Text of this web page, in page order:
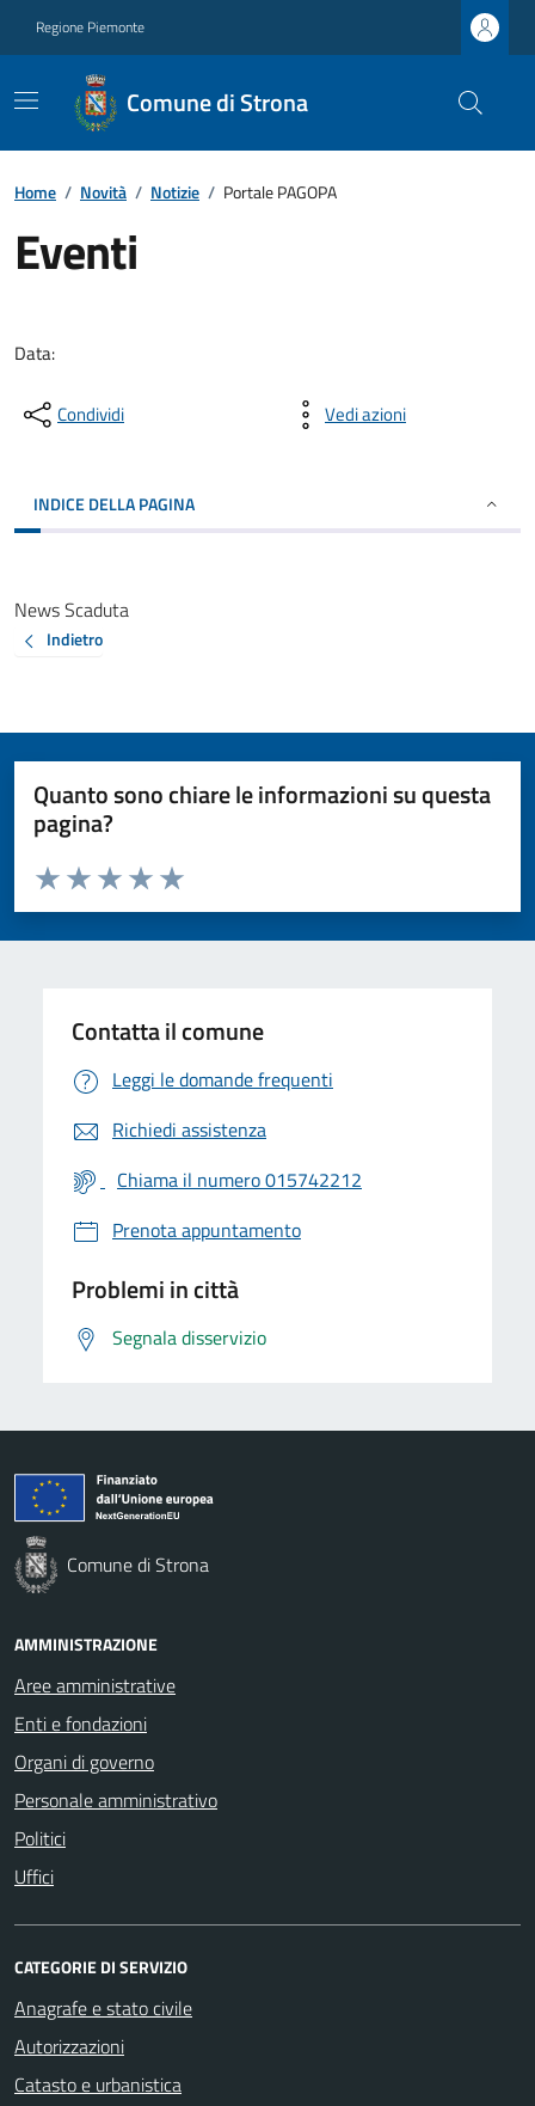
Regione Piemonte
Comune di Strona
Home / Novità / Notizie / Portale PAGOPA
Eventi
Data:
Condividi Vedi azioni
INDICE DELLA PAGINA
News Scaduta
Indietro
Quanto sono chiare le informazioni su questa
pagina?
Valuta da 1 a 5 stelle la pagina
Valuta 5 stelle su 5
Valuta 4 stelle su 5
Valuta 3 stelle su 5
Valuta 2 stelle su 5
Valuta 1 stelle su 5
Contatta il comune
Leggi le domande frequenti
Richiedi assistenza
Chiama il numero 015742212
Prenota appuntamento
Problemi in città
Segnala disservizio
Comune di Strona
AMMINISTRAZIONE
Aree amministrative
Enti e fondazioni
Organi di governo
Personale amministrativo
Politici
Uffici
CATEGORIE DI SERVIZIO
Anagrafe e stato civile
Autorizzazioni
Catasto e urbanistica